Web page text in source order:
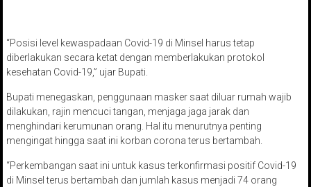
“Posisi level kewaspadaan Covid-19 di Minsel harus tetap
diberlakukan secara ketat dengan memberlakukan protokol
kesehatan Covid-19,” ujar Bupati.
Bupati menegaskan, penggunaan masker saat diluar rumah wajib
dilakukan, rajin mencuci tangan, menjaga jaga jarak dan
menghindari kerumunan orang. Hal itu menurutnya penting
mengingat hingga saat ini korban corona terus bertambah.
“Perkembangan saat ini untuk kasus terkonfirmasi positif Covid-19
di Minsel terus bertambah dan jumlah kasus menjadi 74 orang